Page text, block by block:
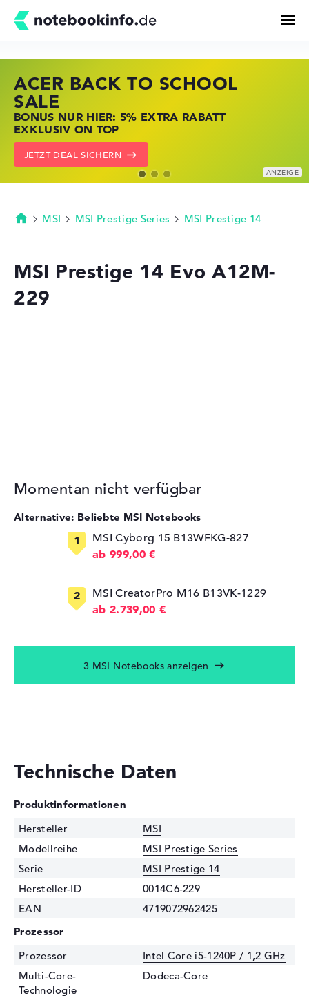
Kaufberatung
Technik & Wissen
Deals
ACER BACK TO SCHOOL
SALE
BONUS NUR HIER: 5% EXTRA RABATT
EXKLUSIV ON TOP
JETZT DEAL SICHERN
HP STORE SSV DEALS
JETZT ZUGREIFEN: NOTEBOOKS BEI HP
KRÄFTIG REDUZIERT
ZU DEN HP ANGEBOTEN
LENOVO LAPTOP DEALS
NOTEBOOKS BEI LENOVO JETZT
KRÄFTIG REDUZIERT
LENOVO DEALS ZEIGEN
Startseite
MSI MSI Prestige Series MSI Prestige 14
MSI Prestige 14 Evo A12M-
229
Momentan nicht verfügbar
Alternative: Beliebte MSI Notebooks
MSI Cyborg 15 B13WFKG-827
ab 999,00 €
MSI CreatorPro M16 B13VK-1229
ab 2.739,00 €
3 MSI Notebooks anzeigen
Technische Daten
Produktinformationen
Hersteller
MSI
Modellreihe
MSI Prestige Series
Serie
MSI Prestige 14
Hersteller-ID
0014C6-229
EAN
4719072962425
Prozessor
Prozessor
Intel Core i5-1240P / 1,2 GHz
Multi-Core-
Technologie
Dodeca-Core